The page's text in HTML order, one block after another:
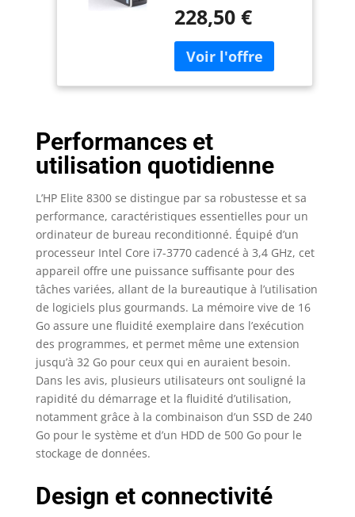
type DDR3 Stockage de
HD Système
d'exploitation
Windows 10
228,50 €
Performances et
utilisation quotidienne
L’HP Elite 8300 se distingue par sa robustesse et sa
performance, caractéristiques essentielles pour un
ordinateur de bureau reconditionné. Équipé d’un
processeur Intel Core i7-3770 cadencé à 3,4 GHz, cet
appareil offre une puissance suffisante pour des
tâches variées, allant de la bureautique à l’utilisation
de logiciels plus gourmands. La mémoire vive de 16
Go assure une fluidité exemplaire dans l’exécution
des programmes, et permet même une extension
jusqu’à 32 Go pour ceux qui en auraient besoin.
Dans les avis, plusieurs utilisateurs ont souligné la
rapidité du démarrage et la fluidité d’utilisation,
notamment grâce à la combinaison d’un SSD de 240
Go pour le système et d’un HDD de 500 Go pour le
stockage de données.
Design et connectivité